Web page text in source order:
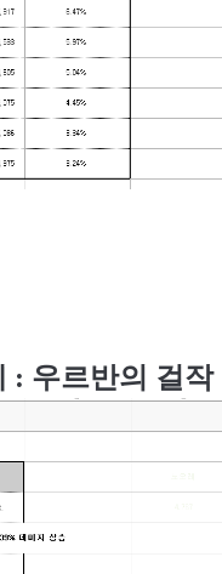
: 우르반의 걸작